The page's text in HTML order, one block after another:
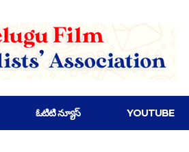
ఓటిటి న్యూస్ YOUTUBE